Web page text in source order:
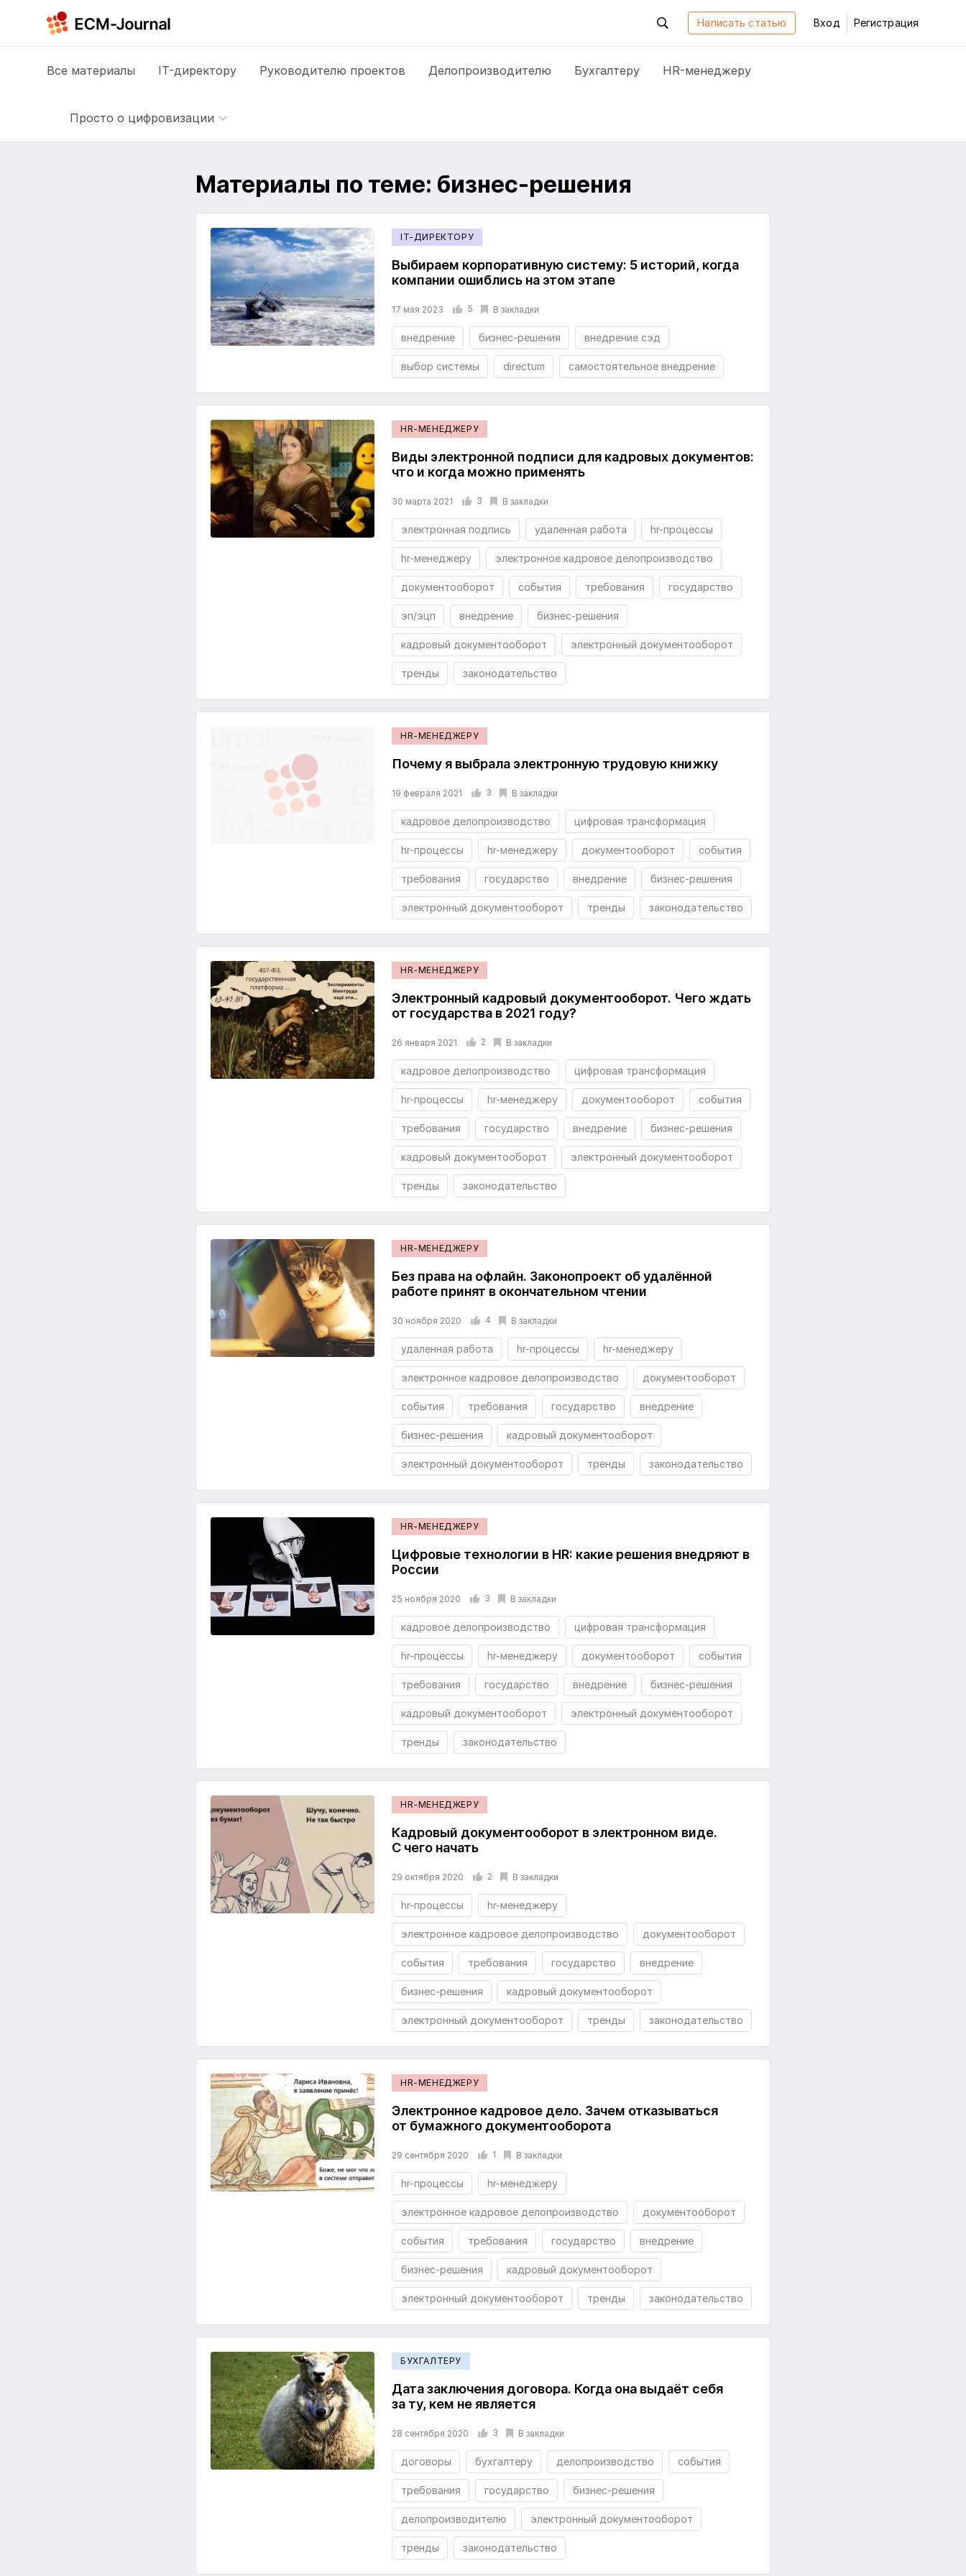
Написать статью Вход Регистрация
Все материалы IT-директору Руководителю проектов Делопроизводителю Бухгалтеру HR-менеджеру
Просто о цифровизации
Материалы по теме: бизнес-решения
IT-ДИРЕКТОРУ
Выбираем корпоративную систему: 5 историй, когда
компании ошиблись на этом этапе
17 мая 2023 5 В закладки
внедрение бизнес-решения внедрение сэд
выбор системы directum самостоятельное внедрение
HR-МЕНЕДЖЕРУ
Виды электронной подписи для кадровых документов:
что и когда можно применять
30 марта 2021 3 В закладки
электронная подпись удаленная работа hr-процессы
hr-менеджеру электронное кадровое делопроизводство
документооборот события требования государство
эп/эцп внедрение бизнес-решения
кадровый документооборот электронный документооборот
тренды законодательство
HR-МЕНЕДЖЕРУ
Почему я выбрала электронную трудовую книжку
19 февраля 2021 3 В закладки
кадровое делопроизводство цифровая трансформация
hr-процессы hr-менеджеру документооборот события
требования государство внедрение бизнес-решения
электронный документооборот тренды законодательство
HR-МЕНЕДЖЕРУ
Электронный кадровый документооборот. Чего ждать
от государства в 2021 году?
26 января 2021 2 В закладки
кадровое делопроизводство цифровая трансформация
hr-процессы hr-менеджеру документооборот события
требования государство внедрение бизнес-решения
кадровый документооборот электронный документооборот
тренды законодательство
HR-МЕНЕДЖЕРУ
Без права на офлайн. Законопроект об удалённой
работе принят в окончательном чтении
30 ноября 2020 4 В закладки
удаленная работа hr-процессы hr-менеджеру
электронное кадровое делопроизводство документооборот
события требования государство внедрение
бизнес-решения кадровый документооборот
электронный документооборот тренды законодательство
HR-МЕНЕДЖЕРУ
Цифровые технологии в HR: какие решения внедряют в
России
25 ноября 2020 3 В закладки
кадровое делопроизводство цифровая трансформация
hr-процессы hr-менеджеру документооборот события
требования государство внедрение бизнес-решения
кадровый документооборот электронный документооборот
тренды законодательство
HR-МЕНЕДЖЕРУ
Кадровый документооборот в электронном виде.
С чего начать
29 октября 2020 2 В закладки
hr-процессы hr-менеджеру
электронное кадровое делопроизводство документооборот
события требования государство внедрение
бизнес-решения кадровый документооборот
электронный документооборот тренды законодательство
HR-МЕНЕДЖЕРУ
Электронное кадровое дело. Зачем отказываться
от бумажного документооборота
29 сентября 2020 1 В закладки
hr-процессы hr-менеджеру
электронное кадровое делопроизводство документооборот
события требования государство внедрение
бизнес-решения кадровый документооборот
электронный документооборот тренды законодательство
БУХГАЛТЕРУ
Дата заключения договора. Когда она выдаёт себя
за ту, кем не является
28 сентября 2020 3 В закладки
договоры бухгалтеру делопроизводство события
требования государство бизнес-решения
делопроизводителю электронный документооборот
тренды законодательство